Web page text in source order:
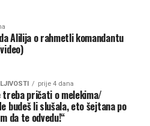
Alilija o rahmetli komandantu
prije 4 dana
treba pričati o melekima/
budeš li slušala, eto šejtana po
da te odvedu!“